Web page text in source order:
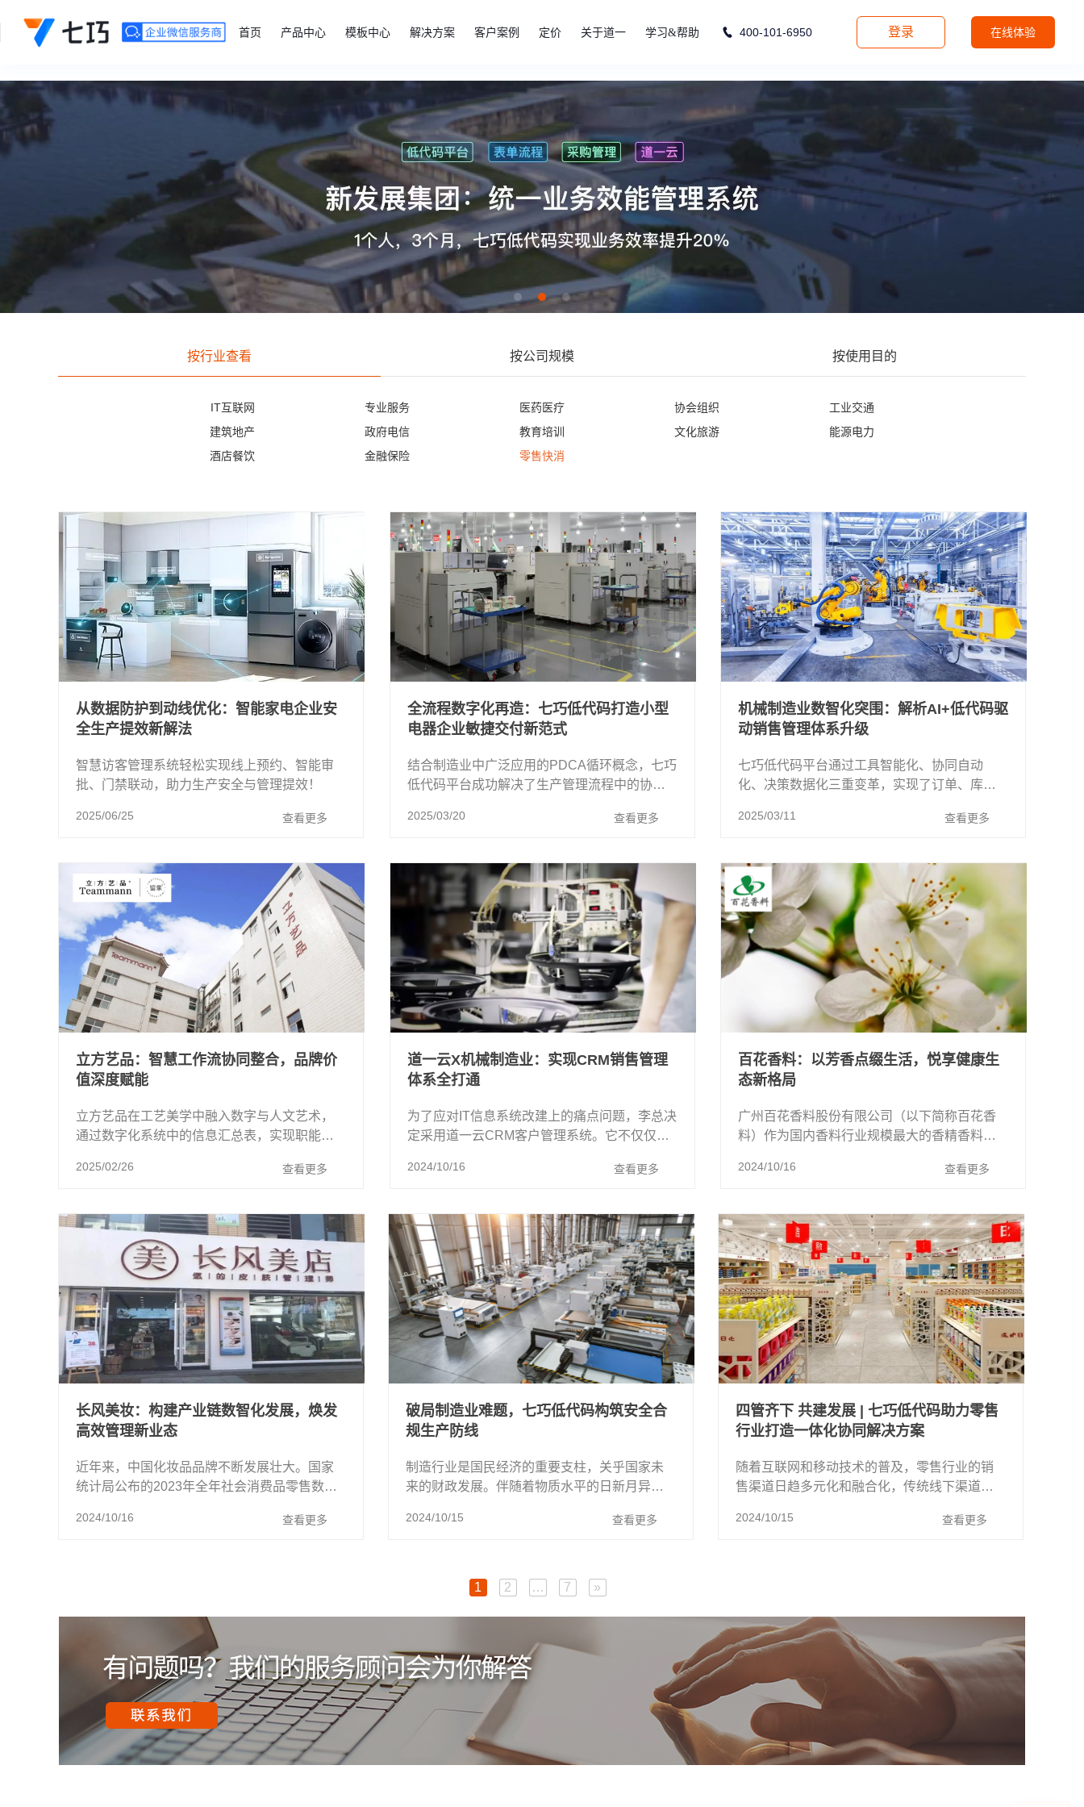
首页 产品中心 模板中心 解决方案 客户案例 定价 关于道一 学习&帮助 400-101-6950 登录 在线体验
按行业查看 按公司规模 按使用目的
IT互联网 专业服务 医药医疗 协会组织
工业交通
建筑地产
政府电信 教育培训 文化旅游
能源电力
酒店餐饮
金融保险 零售快消
从数据防护到动线优化：智能家电企业安
全生产提效新解法
智慧访客管理系统轻松实现线上预约、智能审
批、门禁联动，助力生产安全与管理提效！
2025/06/25 查看更多
全流程数字化再造‌：七巧低代码打造小型
电器企业敏捷交付新范式‌
结合制造业中广泛应用的PDCA循环概念，七巧
低代码平台成功解决了生产管理流程中的协同
效经营注入了强劲动力。
2025/03/20 查看更多
机械制造业数智化突围：解析AI+低代码驱
动销售管理体系升级
七巧低代码平台通过‌工具智能化、协同自动
化、决策数据化‌三重变革，实现了订单、库
销售策略的过程中，重构了传统制造业客户 ...
2025/03/11 查看更多
立方艺品：智慧工作流协同整合，品牌价
值深度赋能
立方艺品在工艺美学中融入数字与人文艺术，
通过数字化系统中的信息汇总表，实现职能端
2025/02/26 查看更多
道一云X机械制造业：实现CRM销售管理
体系全打通
为了应对IT信息系统改建上的痛点问题，李总决
定采用道一云CRM客户管理系统。它不仅仅是
持平台，通过工具赋能、协同赋能和经 ...
2024/10/16 查看更多
百花香料：以芳香点缀生活，悦享健康生
态新格局
广州百花香料股份有限公司（以下简称百花香
料）作为国内香料行业规模最大的香精香料综
香"、"冰花"牌等天然香料、合成香料以 ...
2024/10/16 查看更多
长风美妆：构建产业链数智化发展，焕发
高效管理新业态
近年来，中国化妆品品牌不断发展壮大。国家
统计局公布的2023年全年社会消费品零售数据
同比增长5.1%。与此同时，中国化妆品出 ...
2024/10/16 查看更多
破局制造业难题，七巧低代码构筑安全合
规生产防线
制造行业是国民经济的重要支柱，关乎国家未
来的财政发展。伴随着物质水平的日新月异，
高端装备制造业是我们的强国之基，是加 ...
2024/10/15 查看更多
四管齐下 共建发展 | 七巧低代码助力零售
行业打造一体化协同解决方案
随着互联网和移动技术的普及，零售行业的销
售渠道日趋多元化和融合化，传统线下渠道和
和全渠道的格局。快消品新零售模式下， ...
2024/10/15 查看更多
1 2 … 7 »